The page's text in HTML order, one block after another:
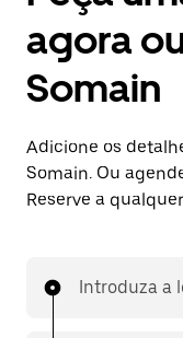
agora
Somain
Adicione os
Somain. Ou
Reserve a
Introduza a